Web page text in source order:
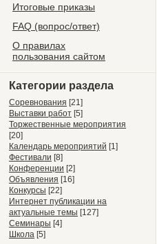
Итоговые приказы
FAQ (вопрос/ответ)
О правилах
пользования сайтом
Категории раздела
Соревнования [21]
Выставки работ [5]
Торжественные мероприятия
[20]
Календарь мероприятий [1]
Фестивали [8]
Конференции [2]
Объявления [16]
Конкурсы [22]
Интернет публикации на
актуальные темы [127]
Семинары [4]
Школа [5]